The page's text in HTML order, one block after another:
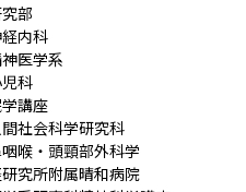
部
内科
医学系
科
講座
社会科学研究科
喉・頭頸部外科学
究所附属晴和病院